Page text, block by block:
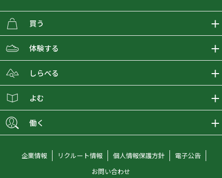
買う
ECMALLの商品をさがす
取り扱いブランド一覧
ショップブログ
会員募集
体験する
おとな女子登山部
グラビティリサーチ
しらべる
登山レポート
オンラインコンシェルジュ
よむ
働く
企業情報 リクルート情報 個人情報保護方針
電子公告
お問い合わせ